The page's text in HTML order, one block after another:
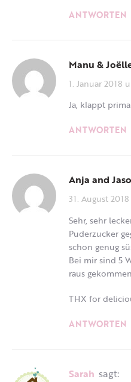
ANTWORTEN
Manu &
1. Januar 2018
Ja, klappt prima.
ANTWORTEN
Anja and
31. August
Sehr, sehr
Puderzucker
schon genug
Bei mir sind 5
raus
THX for
ANTWORTEN
Sarah sagt: